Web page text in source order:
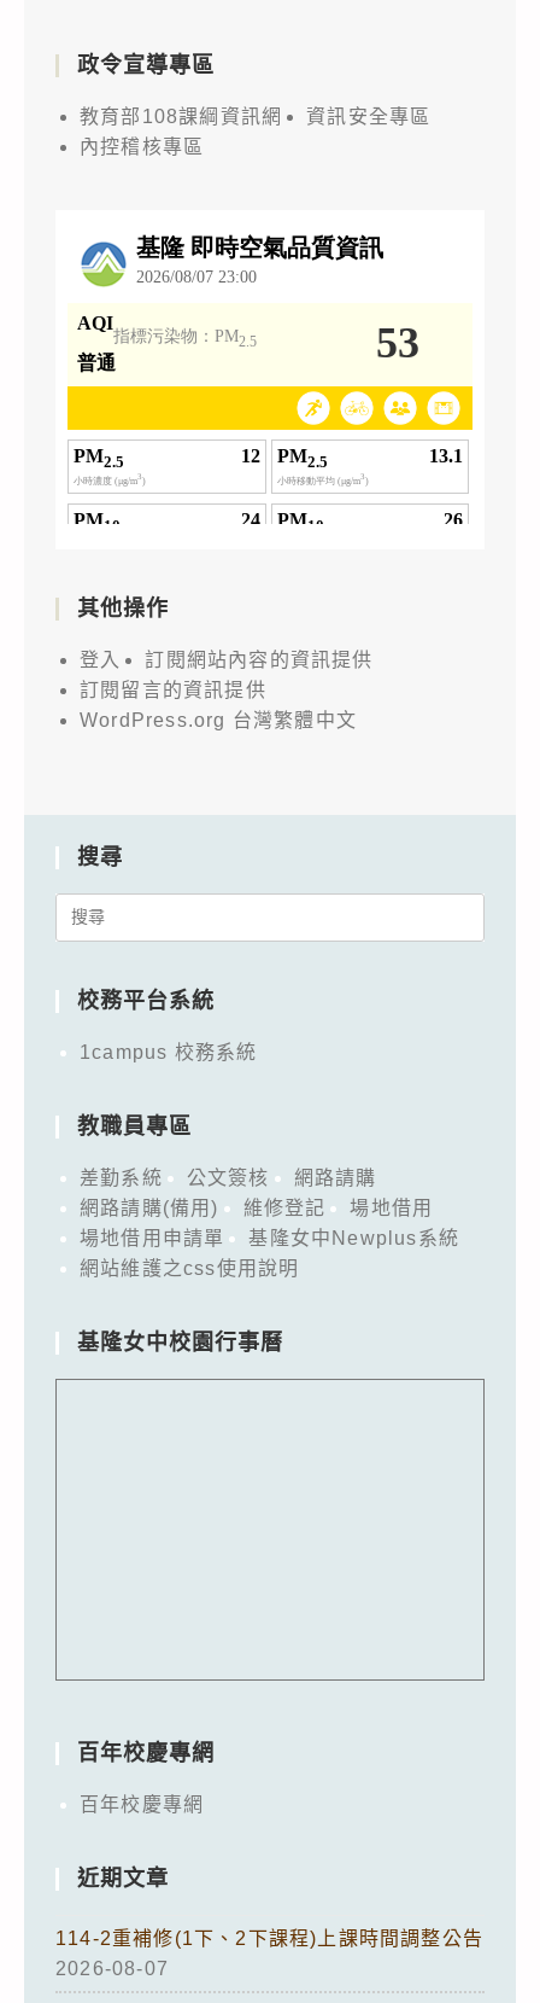
政令宣導專區
教育部108課綱資訊網
資訊安全專區
內控稽核專區
其他操作
登入
訂閱網站內容的資訊提供
訂閱留言的資訊提供
WordPress.org 台灣繁體中文
搜尋
Search
校務平台系統
1campus 校務系統
教職員專區
差勤系統 公文簽核
網路請購
網路請購(備用)
維修登記
場地借用
場地借用申請單
基隆女中Newplus系統
網站維護之css使用說明
基隆女中校園行事曆
百年校慶專網
百年校慶專網
近期文章
114-2重補修(1下、2下課程)上課時間調整公告
2026-08-07